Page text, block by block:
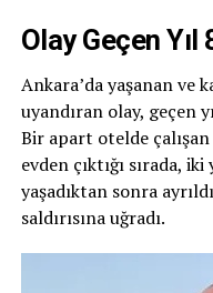
Olay Geçen Yıl
Ankara’da yaşanan ve
uyandıran olay, geçen
Bir apart otelde
evden çıktığı sırada,
yaşadıktan sonra
saldırısına uğradı.